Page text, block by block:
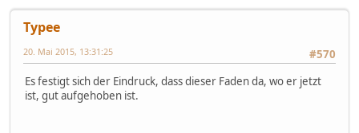
Typee
#570
20. Mai 2015, 13:31:25
Es festigt sich der Eindruck, dass dieser Faden da, wo er jetzt
ist, gut aufgehoben ist.